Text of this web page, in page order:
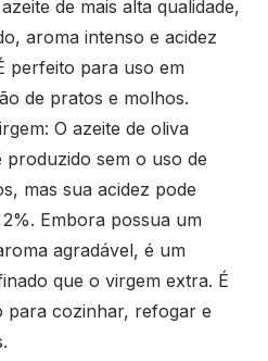
de mais alta qualidade,
aroma intenso e acidez
perfeito para uso em
de pratos e molhos.
O azeite de oliva
produzido sem o uso de
mas sua acidez pode
Embora possua um
agradável, é um
que o virgem extra. É
para cozinhar, refogar e